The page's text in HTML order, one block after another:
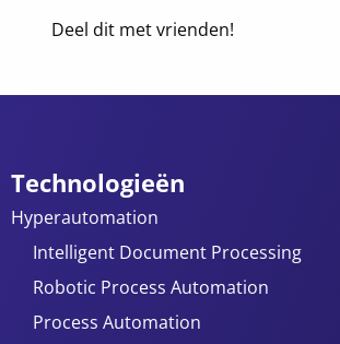
Deel dit met vrienden!
Technologieën
Hyperautomation
Intelligent Document Processing
Robotic Process Automation
Process Automation